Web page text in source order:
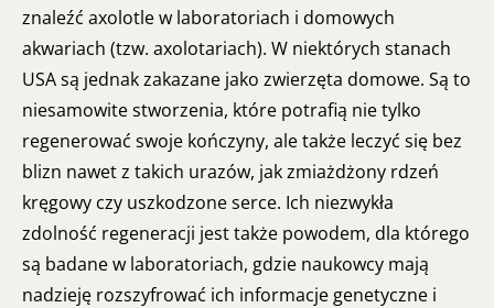
znaleźć axolotle w laboratoriach i domowych
akwariach (tzw. axolotariach). W niektórych stanach
USA są jednak zakazane jako zwierzęta domowe. Są to
niesamowite stworzenia, które potrafią nie tylko
regenerować swoje kończyny, ale także leczyć się bez
blizn nawet z takich urazów, jak zmiażdżony rdzeń
kręgowy czy uszkodzone serce. Ich niezwykła
zdolność regeneracji jest także powodem, dla którego
są badane w laboratoriach, gdzie naukowcy mają
nadzieję rozszyfrować ich informacje genetyczne i